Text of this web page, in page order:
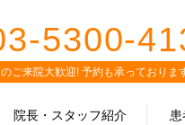
院長・スタッフ紹介
5300-
ご来院大歓迎! 予約も承っておりま